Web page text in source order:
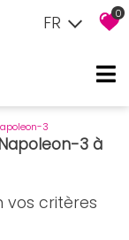
FR 0
3
3 à
vos critères